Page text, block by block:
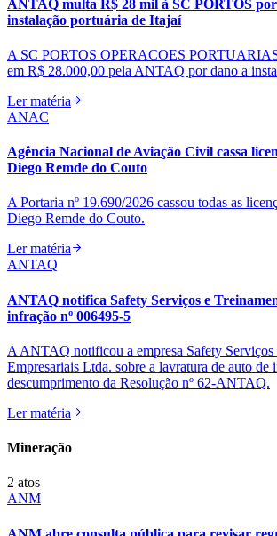
ANTAQ multa R$ 28 mil à SC PORTOS
instalação portuária de Itajaí
A SC PORTOS OPERACOES
em R$ 28.000,00 pela ANTAQ por dano a
Ler matéria
ANAC
Agência Nacional de Aviação Civil cassa
Diego Remde do Couto
A Portaria nº 19.690/2026 cassou todas as
Diego Remde do Couto.
Ler matéria
ANTAQ
ANTAQ notifica Safety Serviços e
infração nº 006495-5
A ANTAQ notificou a empresa Safety Serviços
Empresariais Ltda. sobre a lavratura de auto de
descumprimento da Resolução nº 62-ANTAQ.
Ler matéria
Mineração
2 atos
ANM